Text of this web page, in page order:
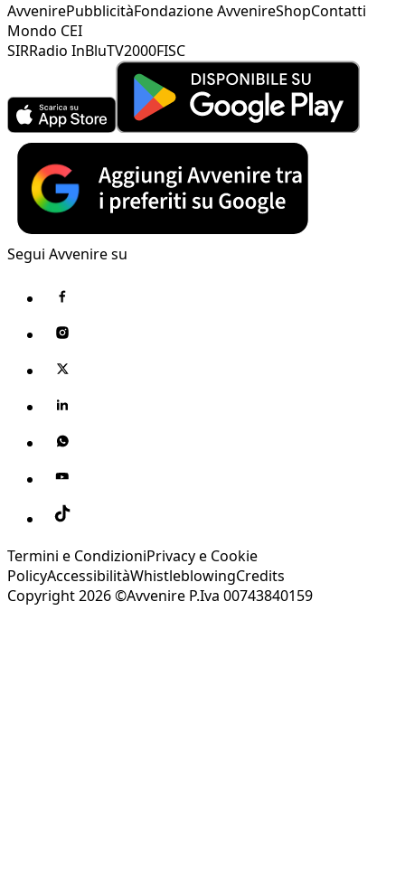
AvvenirePubblicitàFondazione AvvenireShopContatti
Mondo CEI
SIRRadio InBluTV2000FISC
Segui Avvenire su
Termini e CondizioniPrivacy e Cookie
PolicyAccessibilitàWhistleblowingCredits
Copyright 2026 ©Avvenire P.Iva 00743840159